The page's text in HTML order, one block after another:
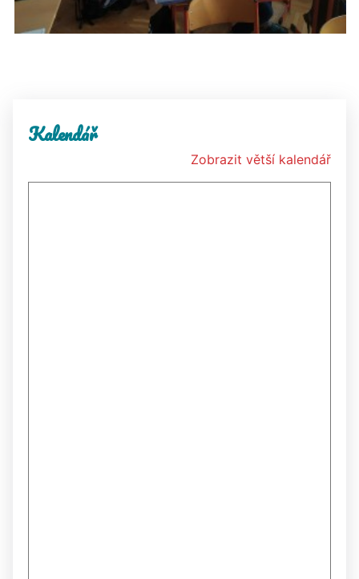
Kalendář
Zobrazit větší kalendář